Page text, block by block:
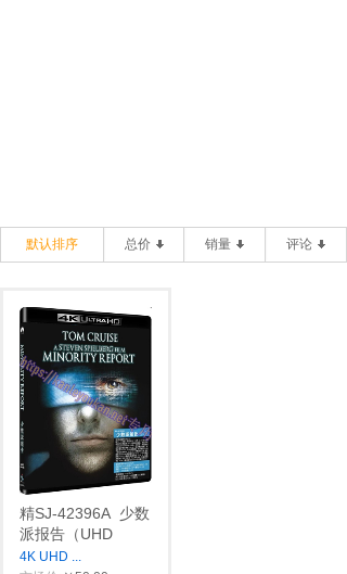
默认排序 总价 销量 评论
精SJ-42396A 少数
派报告（UHD
4K UHD ...